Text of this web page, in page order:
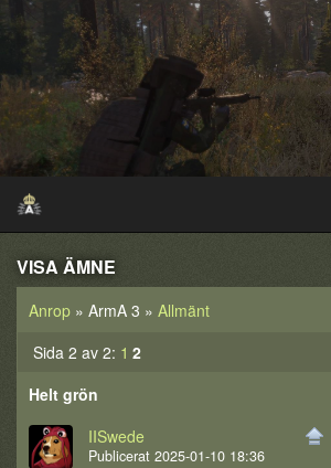
VISA ÄMNE
Anrop » ArmA 3 » Allmänt
Sida 2 av 2: 1 2
Helt grön
IISwede
Publicerat 2025-01-10 18:36